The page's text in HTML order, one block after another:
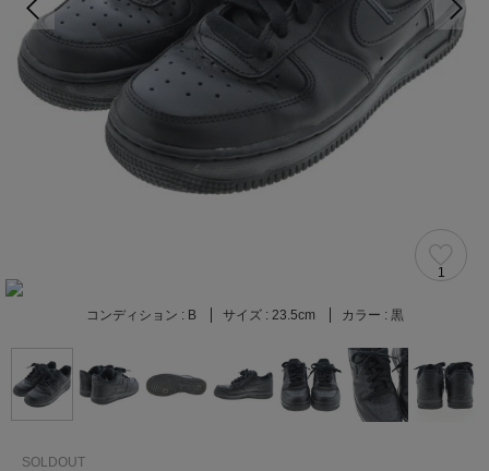
1
コンディション : B サイズ : 23.5cm カラー : 黒
SOLDOUT